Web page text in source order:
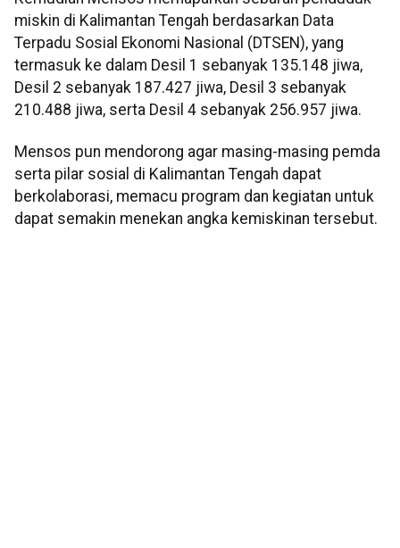
miskin di Kalimantan Tengah berdasarkan Data
Terpadu Sosial Ekonomi Nasional (DTSEN), yang
termasuk ke dalam Desil 1 sebanyak 135.148 jiwa,
Desil 2 sebanyak 187.427 jiwa, Desil 3 sebanyak
210.488 jiwa, serta Desil 4 sebanyak 256.957 jiwa.
Mensos pun mendorong agar masing-masing pemda
serta pilar sosial di Kalimantan Tengah dapat
berkolaborasi, memacu program dan kegiatan untuk
dapat semakin menekan angka kemiskinan tersebut.